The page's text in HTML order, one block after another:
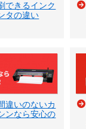
できるインク
タの違い
違いのないカ
ンなら安心の